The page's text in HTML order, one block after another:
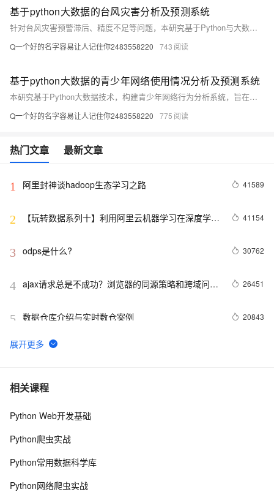
基于python大数据的台风灾害分析及预测系统
针对台风灾害预警滞后、精度不足等问题，本研究基于Python与大数据技术，构建多源数据融合的台风预测系统。利用机器学习提升路径与强度预测准确率，结合Django框架实现动态可视化与实时预警，为防灾决策提供科学支持，显著提高应急响应效率，具有重要社会经济价值。
Q一个好的名字容易让人记住你2483558220 743
基于python大数据的青少年网络使用情况分析及预测系统
本研究基于Python大数据技术，构建青少年网络行为分析系统，旨在破解现有防沉迷模式下用户画像模糊、预警滞后等难题。通过整合多平台亿级数据，运用机器学习实现精准行为预测与实时干预，推动数字治理向“数据驱动”转型，为家庭、学校及政府提供科学决策支持，助力青少年健康上网。
Q一个好的名字容易让人记住你2483558220 775
热门文章 最新文章
1 阿里封神谈hadoop生态学习之路 41589
2
【玩转数据系列十】利用阿里云机器学习在深度学习
41154
3 odps是什么? 30762
4 ajax请求总是不成功？浏览器的同源策略和跨域问题
26451
5 数据仓库介绍与实时数仓案例 20843
6 DataV接入ECharts图表库  可视化利器强强联手
7 MaxCompute执行作业慢的原因排查
8 阿里云MaxCompute（大数据）公开数据集---带你玩
10吴刚专访--大数据和 MaxCompute 技术和故事
相关课程
Python Web开发基础
Python爬虫实战
Python常用数据科学库
Python网络爬虫实战